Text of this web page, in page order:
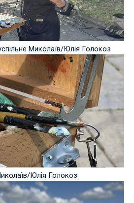
Миколаїв/Юлія Голокоз
Юлія Голокоз